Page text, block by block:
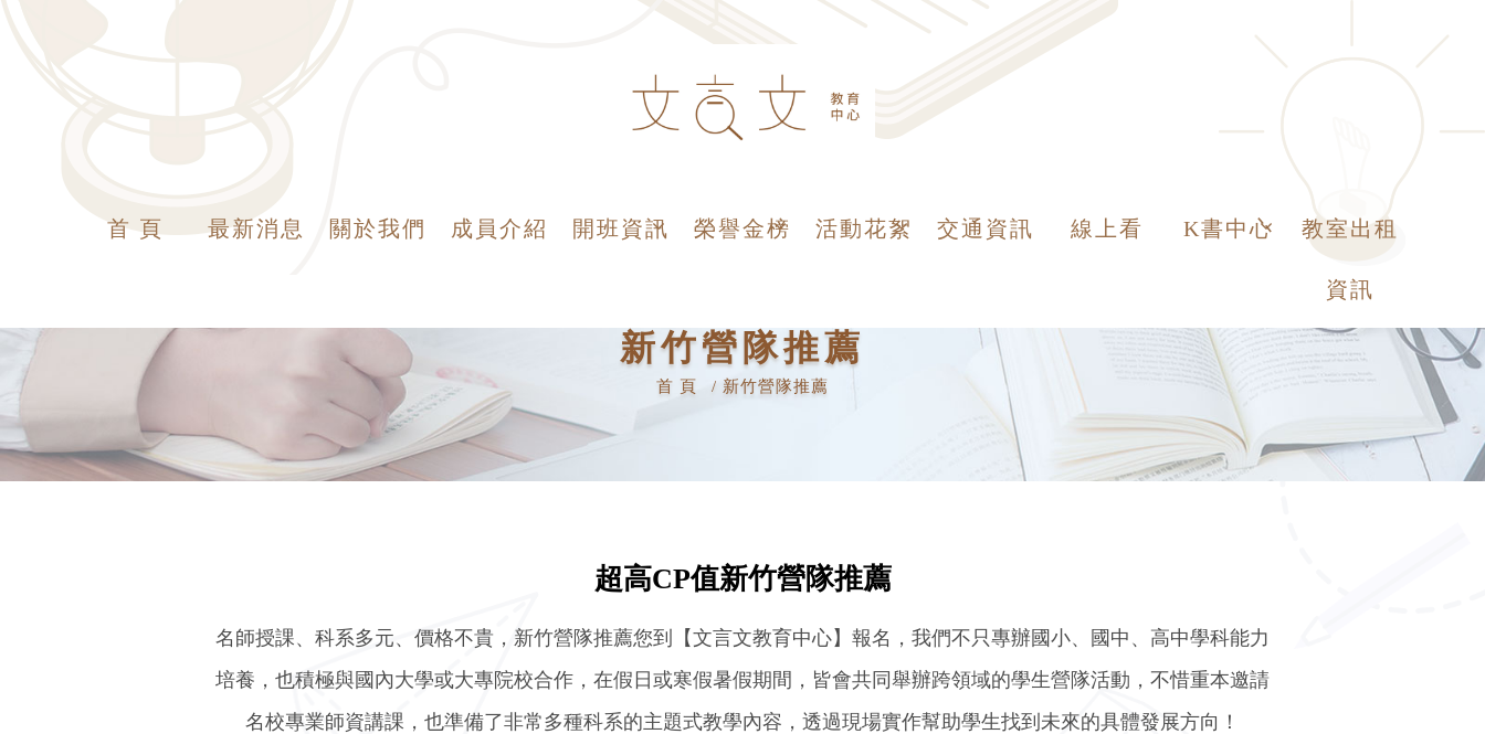
首 頁 最新消息 關於我們 成員介紹 開班資訊 榮譽金榜 活動花絮 交通資訊 線上看 K書中心 教室出租
資訊
新竹營隊推薦
首 頁 新竹營隊推薦
超高CP值新竹營隊推薦
名師授課、科系多元、價格不貴，新竹營隊推薦您到【文言文教育中心】報名，我們不只專辦國小、國中、高中學科能力
培養，也積極與國內大學或大專院校合作，在假日或寒假暑假期間，皆會共同舉辦跨領域的學生營隊活動，不惜重本邀請
名校專業師資講課，也準備了非常多種科系的主題式教學內容，透過現場實作幫助學生找到未來的具體發展方向！